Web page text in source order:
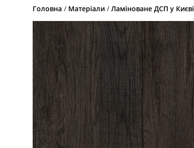
Головна / Матеріали /Ламіноване ДСП у Києві